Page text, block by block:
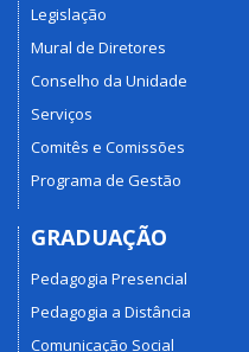
Legislação
Mural de Diretores
Conselho da Unidade
Serviços
Comitês e Comissões
Programa de Gestão
GRADUAÇÃO
Pedagogia Presencial
Pedagogia a Distância
Comunicação Social